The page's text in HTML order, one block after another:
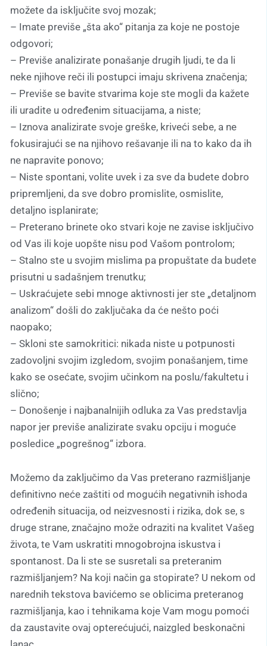
možete da isključite svoj mozak;
– Imate previše „šta ako“ pitanja za koje ne postoje
odgovori;
– Previše analizirate ponašanje drugih ljudi, te da li
neke njihove reči ili postupci imaju skrivena značenja;
– Previše se bavite stvarima koje ste mogli da kažete
ili uradite u određenim situacijama, a niste;
– Iznova analizirate svoje greške, kriveći sebe, a ne
fokusirajući se na njihovo rešavanje ili na to kako da ih
ne napravite ponovo;
– Niste spontani, volite uvek i za sve da budete dobro
pripremljeni, da sve dobro promislite, osmislite,
detaljno isplanirate;
– Preterano brinete oko stvari koje ne zavise isključivo
od Vas ili koje uopšte nisu pod Vašom pontrolom;
– Stalno ste u svojim mislima pa propuštate da budete
prisutni u sadašnjem trenutku;
– Uskraćujete sebi mnoge aktivnosti jer ste „detaljnom
analizom“ došli do zaključaka da će nešto poći
naopako;
– Skloni ste samokritici: nikada niste u potpunosti
zadovoljni svojim izgledom, svojim ponašanjem, time
kako se osećate, svojim učinkom na poslu/fakultetu i
slično;
– Donošenje i najbanalnijih odluka za Vas predstavlja
napor jer previše analizirate svaku opciju i moguće
posledice „pogrešnog“ izbora.
Možemo da zaključimo da Vas preterano razmišljanje
definitivno neće zaštiti od mogućih negativnih ishoda
određenih situacija, od neizvesnosti i rizika, dok se, s
druge strane, značajno može odraziti na kvalitet Vašeg
života, te Vam uskratiti mnogobrojna iskustva i
spontanost. Da li ste se susretali sa preteranim
razmišljanjem? Na koji način ga stopirate? U nekom od
narednih tekstova bavićemo se oblicima preteranog
razmišljanja, kao i tehnikama koje Vam mogu pomoći
da zaustavite ovaj opterećujući, naizgled beskonačni